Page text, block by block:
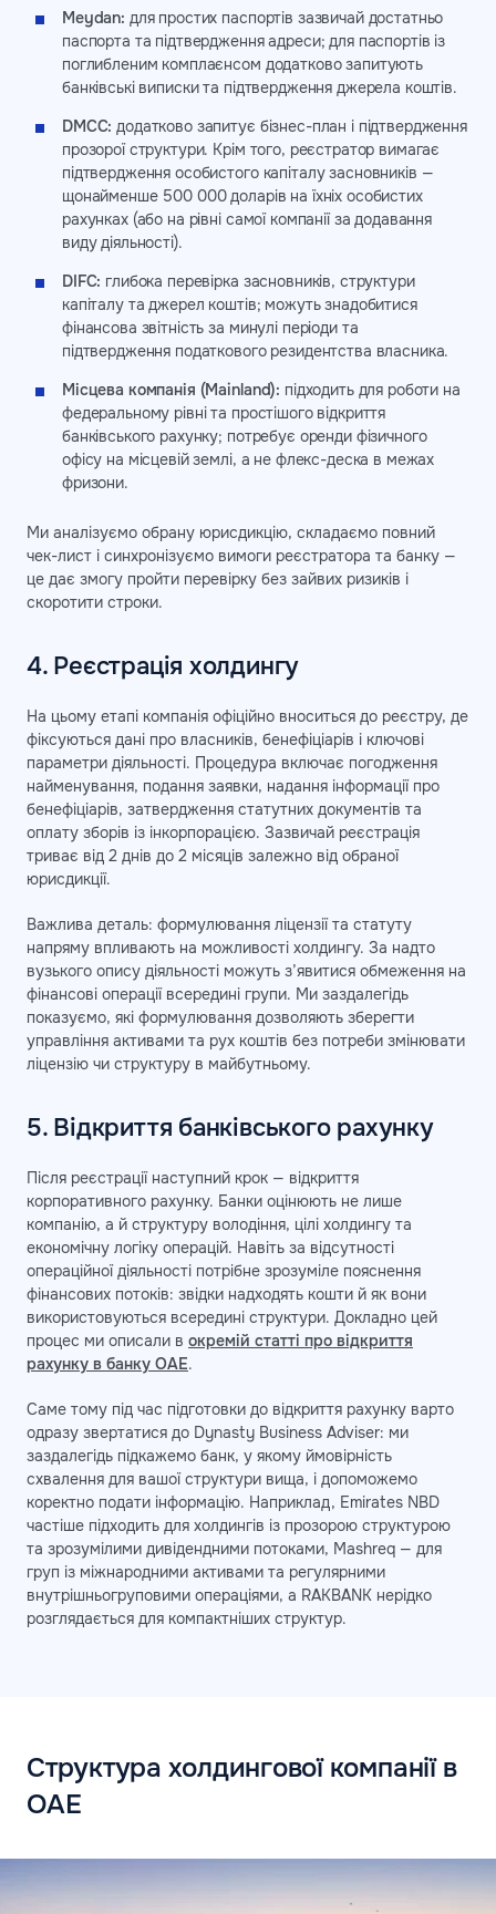
Meydan: для простих паспортів зазвичай достатньо
паспорта та підтвердження адреси; для паспортів із
поглибленим комплаєнсом додатково запитують
банківські виписки та підтвердження джерела коштів.
DMCC: додатково запитує бізнес-план і підтвердження
прозорої структури. Крім того, реєстратор вимагає
підтвердження особистого капіталу засновників —
щонайменше 500 000 доларів на їхніх особистих
рахунках (або на рівні самої компанії за додавання
виду діяльності).
DIFC: глибока перевірка засновників, структури
капіталу та джерел коштів; можуть знадобитися
фінансова звітність за минулі періоди та
підтвердження податкового резидентства власника.
Місцева компанія (Mainland): підходить для роботи на
федеральному рівні та простішого відкриття
банківського рахунку; потребує оренди фізичного
офісу на місцевій землі, а не флекс-деска в межах
фризони.
Ми аналізуємо обрану юрисдикцію, складаємо повний
чек-лист і синхронізуємо вимоги реєстратора та банку —
це дає змогу пройти перевірку без зайвих ризиків і
скоротити строки.
4. Реєстрація холдингу
На цьому етапі компанія офіційно вноситься до реєстру, де
фіксуються дані про власників, бенефіціарів і ключові
параметри діяльності. Процедура включає погодження
найменування, подання заявки, надання інформації про
бенефіціарів, затвердження статутних документів та
оплату зборів із інкорпорацією. Зазвичай реєстрація
триває від 2 днів до 2 місяців залежно від обраної
юрисдикції.
Важлива деталь: формулювання ліцензії та статуту
напряму впливають на можливості холдингу. За надто
вузького опису діяльності можуть з’явитися обмеження на
фінансові операції всередині групи. Ми заздалегідь
показуємо, які формулювання дозволяють зберегти
управління активами та рух коштів без потреби змінювати
ліцензію чи структуру в майбутньому.
5. Відкриття банківського рахунку
Після реєстрації наступний крок — відкриття
корпоративного рахунку. Банки оцінюють не лише
компанію, а й структуру володіння, цілі холдингу та
економічну логіку операцій. Навіть за відсутності
операційної діяльності потрібне зрозуміле пояснення
фінансових потоків: звідки надходять кошти й як вони
використовуються всередині структури. Докладно цей
процес ми описали в окремій статті про відкриття
рахунку в банку ОАЕ.
Саме тому під час підготовки до відкриття рахунку варто
одразу звертатися до Dynasty Business Adviser: ми
заздалегідь підкажемо банк, у якому ймовірність
схвалення для вашої структури вища, і допоможемо
коректно подати інформацію. Наприклад, Emirates NBD
частіше підходить для холдингів із прозорою структурою
та зрозумілими дивідендними потоками, Mashreq — для
груп із міжнародними активами та регулярними
внутрішньогруповими операціями, а RAKBANK нерідко
розглядається для компактніших структур.
Структура холдингової компанії в
ОАЕ